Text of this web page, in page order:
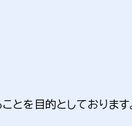
とを目的としております